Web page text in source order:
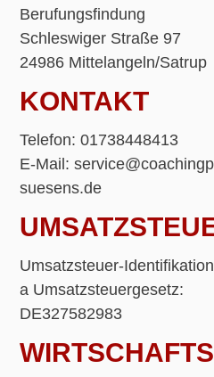
Berufungsfindung
Schleswiger Straße 97
24986 Mittelangeln/Satrup
KONTAKT
Telefon: 01738448413
E-Mail:
suesens.de
Umsatzsteuer-
a Umsatzsteuergesetz:
DE327582983